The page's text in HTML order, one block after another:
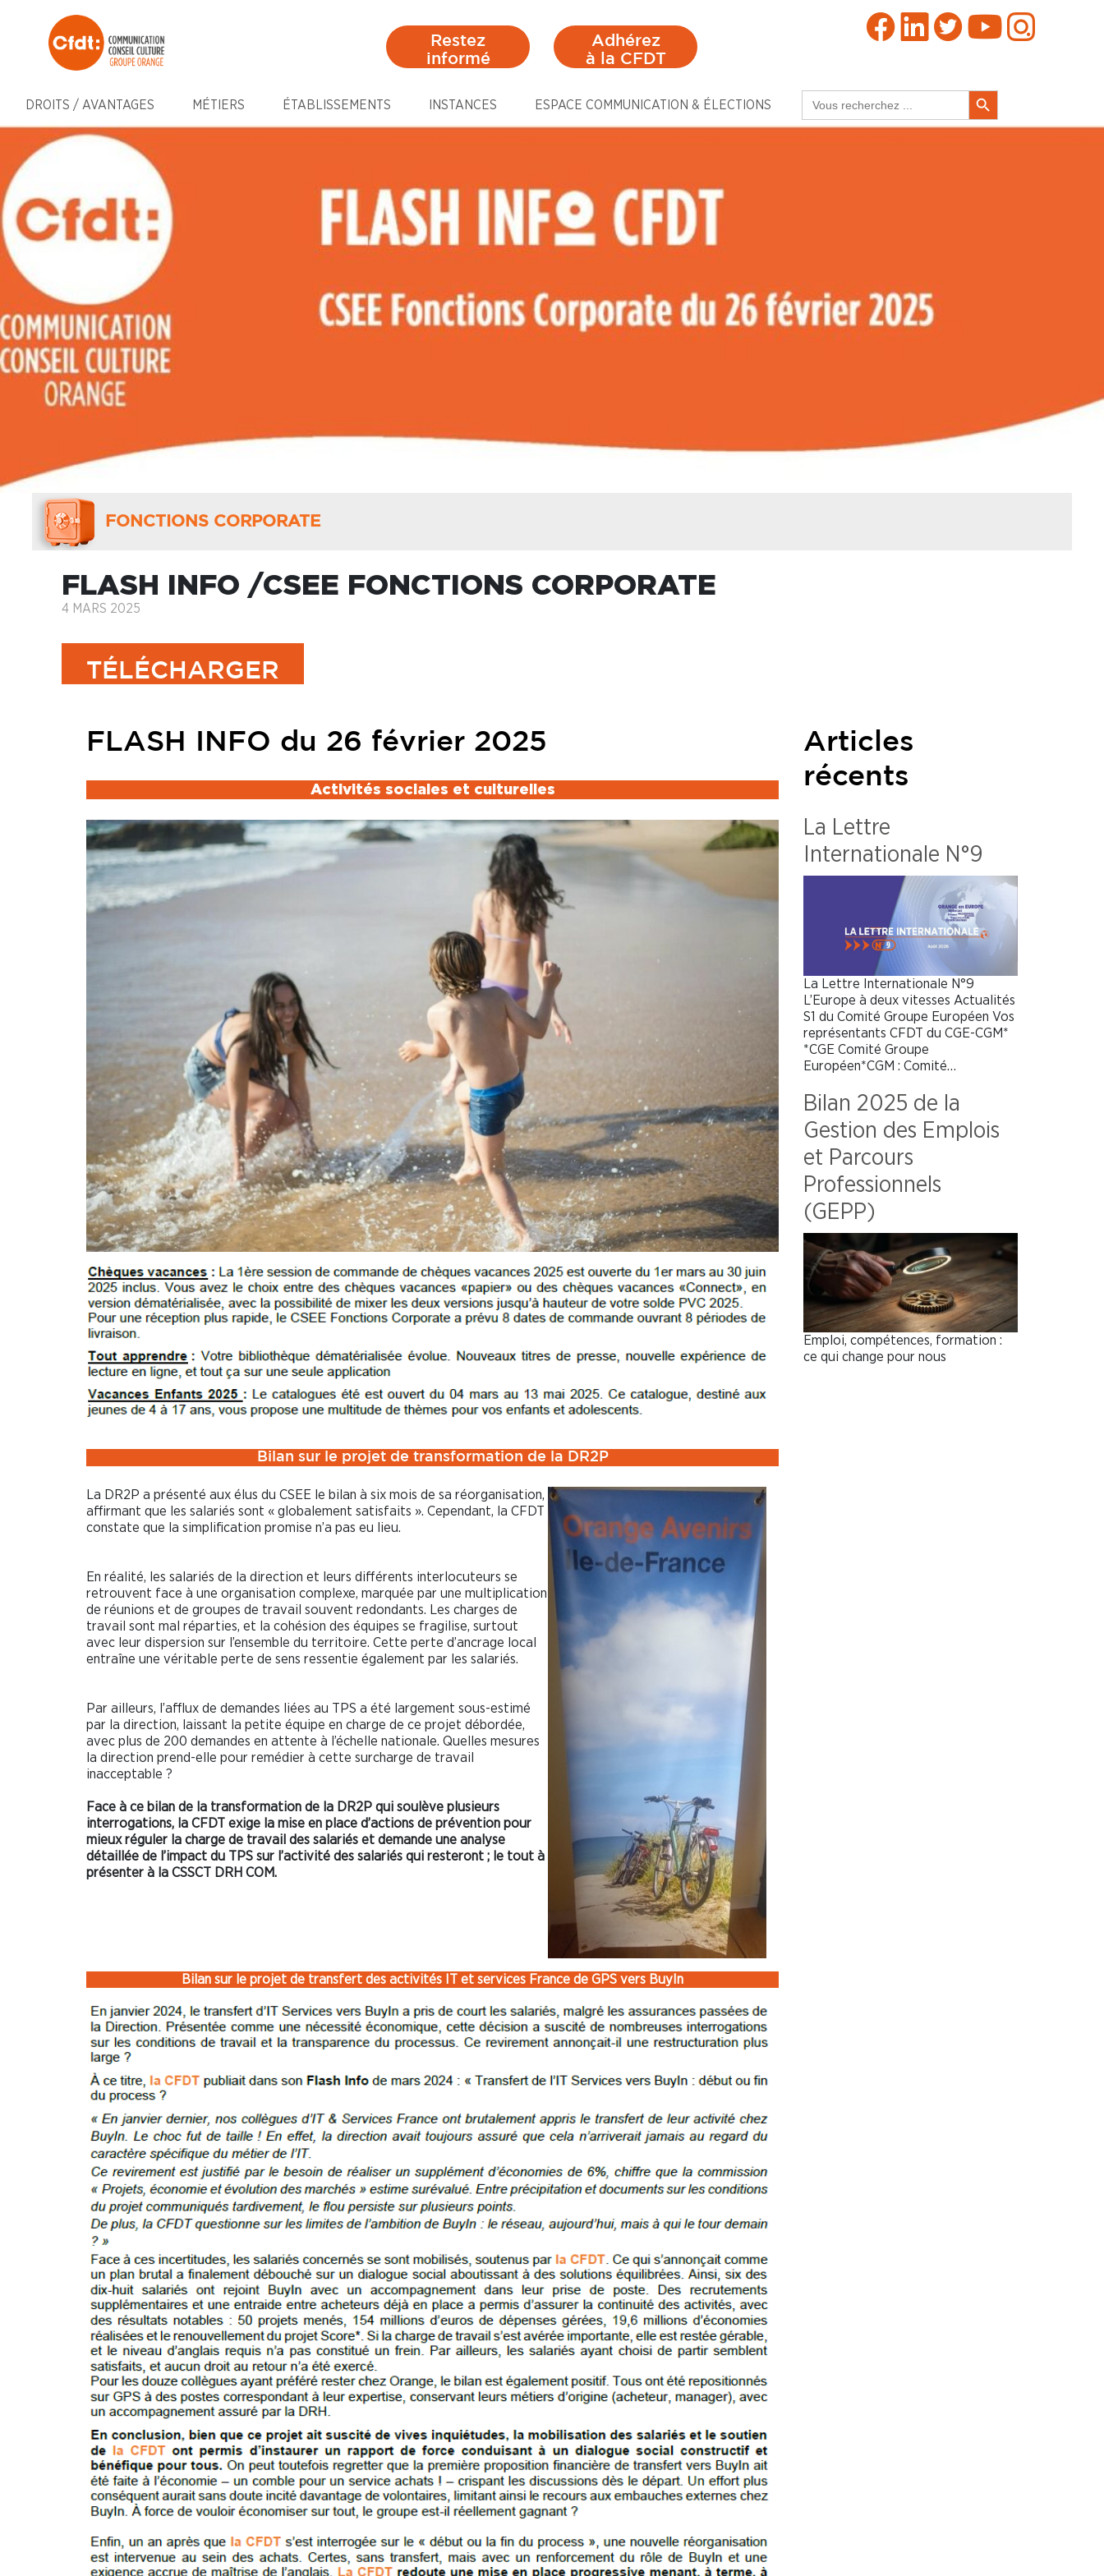
Restez
informé
Adhérez
à la CFDT
DROITS / AVANTAGES MÉTIERS ÉTABLISSEMENTS INSTANCES ESPACE COMMUNICATION & ÉLECTIONS
for:
Search Button
FONCTIONS CORPORATE
FLASH INFO /CSEE FONCTIONS CORPORATE
4 MARS 2025
TÉLÉCHARGER
FLASH INFO du 26 février 2025
Activités sociales et culturelles
Bilan sur le projet de transformation de la DR2P
La DR2P a présenté aux élus du CSEE le bilan à six mois de sa réorganisation,
affirmant que les salariés sont « globalement satisfaits ». Cependant, la CFDT
constate que la simplification promise n’a pas eu lieu.
En réalité, les salariés de la direction et leurs différents interlocuteurs se
retrouvent face à une organisation complexe, marquée par une multiplication
de réunions et de groupes de travail souvent redondants. Les charges de
travail sont mal réparties, et la cohésion des équipes se fragilise, surtout
avec leur dispersion sur l’ensemble du territoire. Cette perte d’ancrage local
entraîne une véritable perte de sens ressentie également par les salariés.
Par ailleurs, l’afflux de demandes liées au TPS a été largement sous-estimé
par la direction, laissant la petite équipe en charge de ce projet débordée,
avec plus de 200 demandes en attente à l’échelle nationale. Quelles mesures
la direction prend-elle pour remédier à cette surcharge de travail
inacceptable ?
Face à ce bilan de la transformation de la DR2P qui soulève plusieurs
interrogations, la CFDT exige la mise en place d’actions de prévention pour
mieux réguler la charge de travail des salariés et demande une analyse
détaillée de l’impact du TPS sur l’activité des salariés qui resteront ; le tout à
présenter à la CSSCT DRH COM.
Bilan sur le projet de transfert des activités IT et services France de GPS vers BuyIn
Articles
récents
La Lettre
Internationale N°9
La Lettre Internationale N°9
L’Europe à deux vitesses Actualités
S1 du Comité Groupe Européen Vos
représentants CFDT du CGE-CGM*
*CGE Comité Groupe
Européen*CGM : Comité…
Bilan 2025 de la
Gestion des Emplois
et Parcours
Professionnels
(GEPP)
Emploi, compétences, formation :
ce qui change pour nous